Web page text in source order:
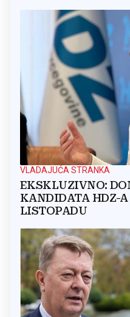
VLADAJUĆA STRANKA
EKSKLUZIVNO:
KANDIDATA HDZ-
LISTOPADU